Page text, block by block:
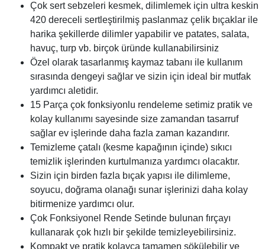
Çok sert sebzeleri kesmek, dilimlemek için ultra keskin
420 dereceli sertleştirilmiş paslanmaz çelik bıçaklar ile
harika şekillerde dilimler yapabilir ve patates, salata,
havuç, turp vb. birçok üründe kullanabilirsiniz
Özel olarak tasarlanmış kaymaz tabanı ile kullanım
sırasında dengeyi sağlar ve sizin için ideal bir mutfak
yardımcı aletidir.
15 Parça çok fonksiyonlu rendeleme setimiz pratik ve
kolay kullanımı sayesinde size zamandan tasarruf
sağlar ev işlerinde daha fazla zaman kazandırır.
Temizleme çatalı (kesme kapağının içinde) sıkıcı
temizlik işlerinden kurtulmanıza yardımcı olacaktır.
Sizin için birden fazla bıçak yapısı ile dilimleme,
soyucu, doğrama olanağı sunar işlerinizi daha kolay
bitirmenize yardımcı olur.
Çok Fonksiyonel Rende Setinde bulunan fırçayı
kullanarak çok hızlı bir şekilde temizleyebilirsiniz.
Kompakt ve pratik kolayca tamamen sökülebilir ve